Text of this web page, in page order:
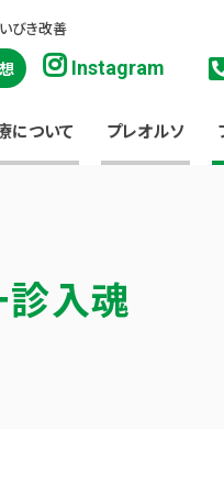
びき改善
Instagram
について プレオルソ
診入魂